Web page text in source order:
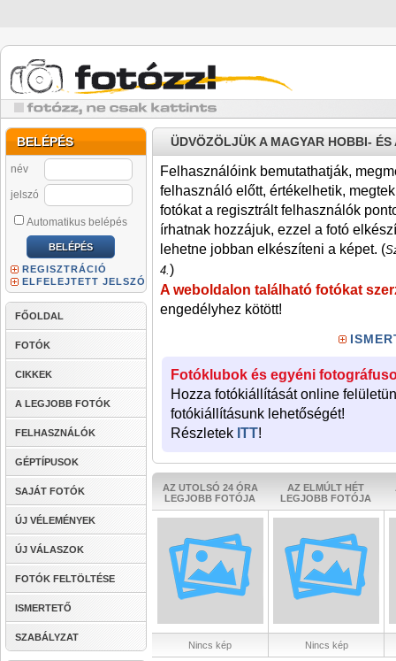
BELÉPÉS
név
jelszó
Automatikus belépés
REGISZTRÁCIÓ
ELFELEJTETT JELSZÓ
FŐOLDAL
FOTÓK
CIKKEK
A LEGJOBB FOTÓK
FELHASZNÁLÓK
GÉPTÍPUSOK
SAJÁT FOTÓK
ÚJ VÉLEMÉNYEK
ÚJ VÁLASZOK
FOTÓK FELTÖLTÉSE
ISMERTETŐ
SZABÁLYZAT
ÜDVÖZÖLJÜK A MAGYAR HOBBI-
Felhasználóink bemutathatják,
felhasználó előtt, értékelhetik,
fotókat a regisztrált felhasználók
írhatnak hozzájuk, ezzel a fotó
lehetne jobban elkészíteni a képet. (
4.)
A weboldalon található fotókat
engedélyhez kötött!
Fotóklubok és egyéni
Hozza fotókiállítását online
fotókiállításunk lehetőségét!
Részletek ITT!
AZ UTOLSÓ 24 ÓRA
LEGJOBB FOTÓJA
AZ ELMÚLT HÉT
LEGJOBB FOTÓJA
Nincs kép Nincs kép